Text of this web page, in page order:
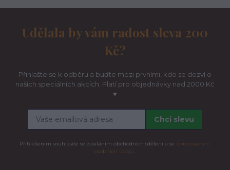
Udělala by vám radost sleva 200
Kč?
Přihlašte se k odběru a buďte mezi prvními, kdo se dozví o
našich speciálních akcích. Platí pro objednávky nad 2000 Kč
♥
Chci slevu
Přihlášením souhlasíte se zasíláním obchodních sdělení a se zpracováním
osobních údajů.